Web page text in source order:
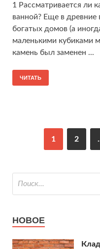
1 Рассматривается ли
ванной? Еще в
богатых домов (а
маленькими кубиками
камень был заменен ...
ЧИТАТЬ
1 2
НОВОЕ